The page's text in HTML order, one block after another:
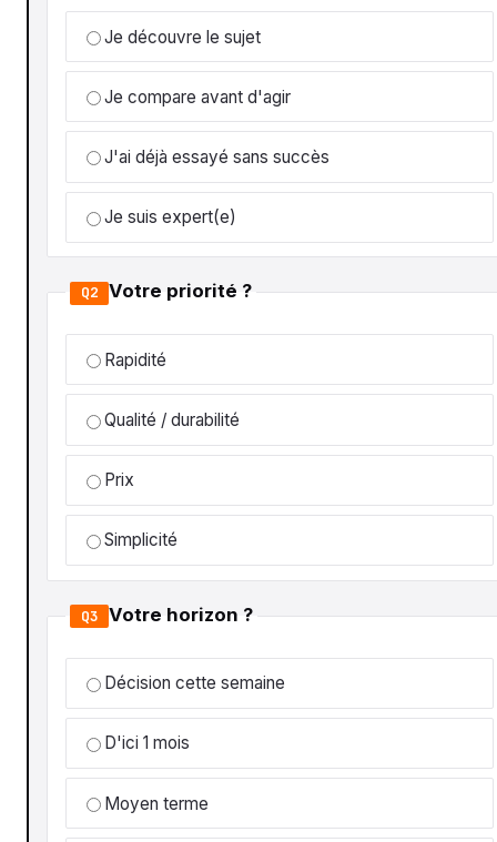
Je découvre le sujet
Je compare avant d'agir
J'ai déjà essayé sans succès
Je suis expert(e)
Q2 Votre priorité ?
Rapidité
Qualité / durabilité
Prix
Simplicité
Q3 Votre horizon ?
Décision cette semaine
D'ici 1 mois
Moyen terme